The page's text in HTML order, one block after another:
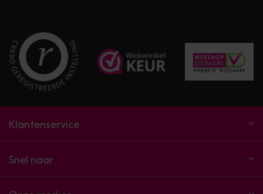
Klantenservice
Snel naar